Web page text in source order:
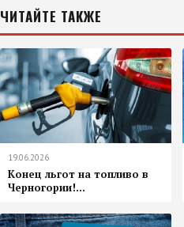
ЧИТАЙТЕ ТАКЖЕ
19.06.2026
Конец льгот на топливо в
Черногории!...